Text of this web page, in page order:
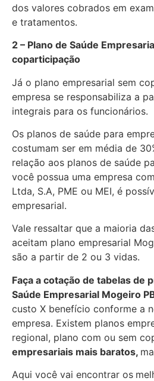
dos valores cobrados em
e tratamentos.
2 – Plano de Saúde
coparticipação
Já o plano empresarial sem
empresa se responsabiliza a
integrais para os funcionários.
Os planos de saúde para
costumam ser em média de
relação aos planos de saúde
você possua uma empresa
Ltda, S.A, PME ou MEI, é
empresarial.
Vale ressaltar que a maioria
aceitam plano empresarial
são a partir de 2 ou 3 vidas.
Faça a cotação de tabelas de
Saúde Empresarial Mogeiro
custo X benefício conforme a
empresa. Existem planos
regional, plano com ou sem
empresariais mais baratos,
Aqui você vai encontrar os